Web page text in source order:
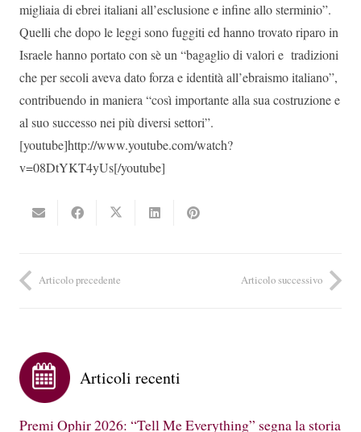
migliaia di ebrei italiani all’esclusione e infine allo sterminio”.
Quelli che dopo le leggi sono fuggiti ed hanno trovato riparo in
Israele hanno portato con sè un “bagaglio di valori e tradizioni
che per secoli aveva dato forza e identità all’ebraismo italiano”,
contribuendo in maniera “così importante alla sua costruzione e
al suo successo nei più diversi settori”.
[youtube]http://www.youtube.com/watch?
v=08DtYKT4yUs[/youtube]
Articolo precedente Articolo successivo
Articoli recenti
Premi Ophir 2026: “Tell Me Everything” segna la storia